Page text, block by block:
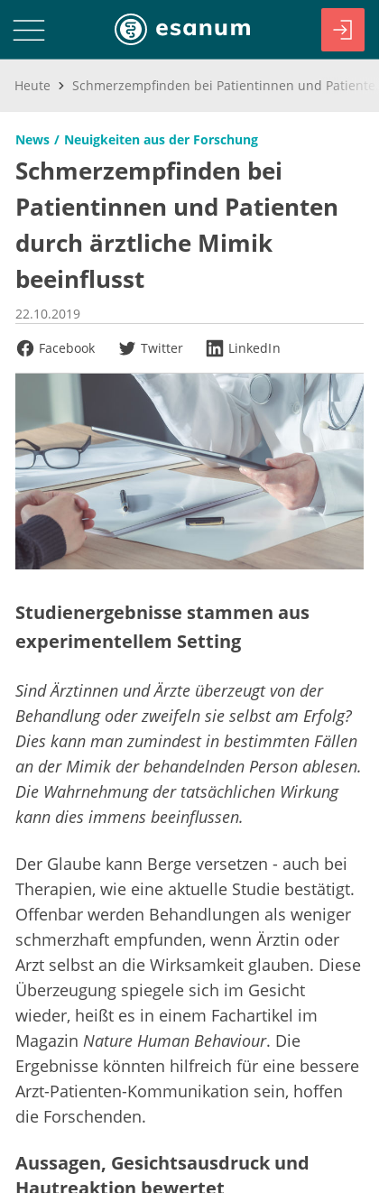
Heute
News Neuigkeiten aus der Forschung
Schmerzempfinden bei
Patientinnen und Patienten
durch ärztliche Mimik
beeinflusst
22.10.2019
Facebook
Twitter LinkedIn
Studienergebnisse stammen aus
experimentellem Setting
Sind Ärztinnen und Ärzte überzeugt von der
Behandlung oder zweifeln sie selbst am Erfolg?
Dies kann man zumindest in bestimmten Fällen
an der Mimik der behandelnden Person ablesen.
Die Wahrnehmung der tatsächlichen Wirkung
kann dies immens beeinflussen.
Der Glaube kann Berge versetzen - auch bei
Therapien, wie eine aktuelle Studie bestätigt.
Offenbar werden Behandlungen als weniger
schmerzhaft empfunden, wenn Ärztin oder
Arzt selbst an die Wirksamkeit glauben. Diese
Überzeugung spiegele sich im Gesicht
wieder, heißt es in einem Fachartikel im
Magazin Nature Human Behaviour. Die
Ergebnisse könnten hilfreich für eine bessere
Arzt-Patienten-Kommunikation sein, hoffen
die Forschenden.
Aussagen, Gesichtsausdruck und